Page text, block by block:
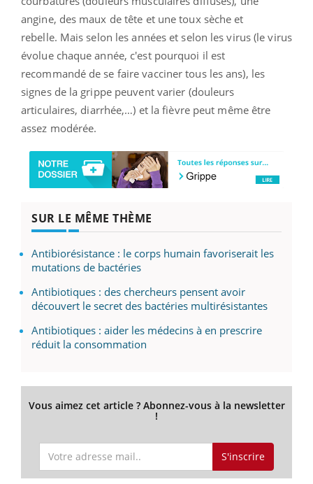
angine, des maux de tête et une toux sèche et
rebelle. Mais selon les années et selon les virus (le virus
évolue chaque année, c'est pourquoi il est
recommandé de se faire vacciner tous les ans), les
signes de la grippe peuvent varier (douleurs
articulaires, diarrhée,…) et la fièvre peut même être
assez modérée.
SUR LE MÊME THÈME
Antibiorésistance : le corps humain favoriserait les
mutations de bactéries
Antibiotiques : des chercheurs pensent avoir
découvert le secret des bactéries multirésistantes
Antibiotiques : aider les médecins à en prescrire
réduit la consommation
Vous aimez cet article ? Abonnez-vous à la newsletter
!
S'inscrire